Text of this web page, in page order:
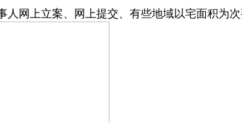
网上立案、网上提交、有些地域以宅面积为次